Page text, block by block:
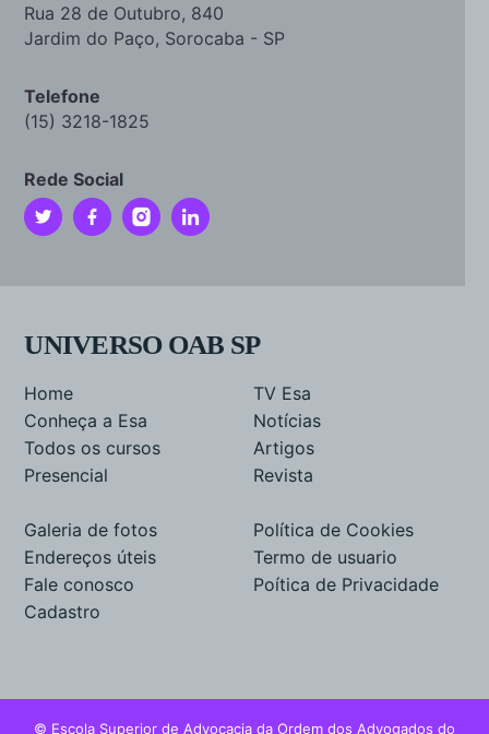
Rua 28 de Outubro, 840
Jardim do Paço, Sorocaba - SP
Telefone
(15) 3218-1825
Rede Social
UNIVERSO OAB SP
Home
Conheça a Esa
Todos os cursos
Presencial
TV Esa
Notícias
Artigos
Revista
Galeria de fotos
Endereços úteis
Fale conosco
Cadastro
Política de Cookies
Termo de usuario
Poítica de Privacidade
© Escola Superior de Advocacia da Ordem dos Advogados do